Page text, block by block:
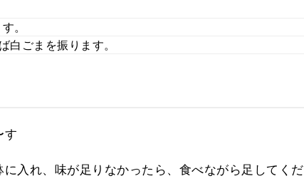
。
ごまを振ります。
す
入れ、味が足りなかったら、食べながら足してくだ